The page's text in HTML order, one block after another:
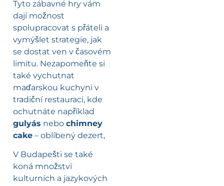
Tyto zábavné hry vám
dají možnost
spolupracovat s přáteli a
vymýšlet strategie, jak
se dostat ven v časovém
limitu. Nezapomeňte si
také vychutnat
maďarskou kuchyni v
tradiční restauraci, kde
ochutnáte například
gulyás nebo chimney
cake – oblíbený dezert,
V Budapešti se také
koná množství
kulturních a jazykových